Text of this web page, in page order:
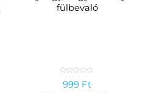
fülbevaló
999 Ft